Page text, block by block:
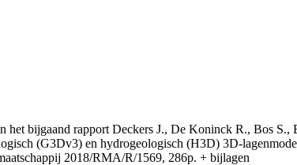
het bijgaand rapport Deckers J., De Koninck R., Bos
(G3Dv3) en hydrogeologisch (H3D) 3D-
2018/RMA/R/1569, 286p. + bijlagen